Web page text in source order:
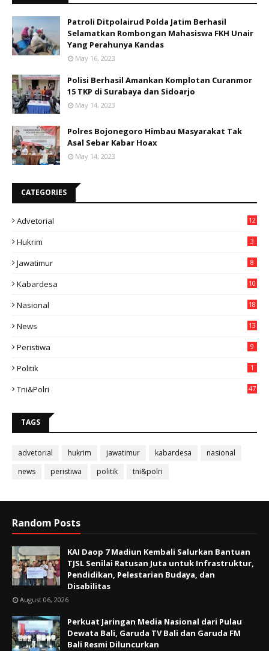
Patroli Ditpolairud Polda Jatim Berhasil
Selamatkan Rombongan Mahasiswa FKH Unair
Yang Perahunya Kandas
May 16, 2023
Polisi Berhasil Amankan Komplotan Curanmor
15 TKP di Surabaya dan Sidoarjo
May 14, 2023
Polres Bojonegoro Himbau Masyarakat Tak
Asal Sebar Kabar Hoax
May 14, 2023
CATEGORIES
Advetorial 12
Hukrim 3
Jawatimur 8
Kabardesa
10
Nasional
18
News
13
Peristiwa 9
Politik 1
Tni&polri 47
TAGS
advetorial hukrim jawatimur kabardesa
nasional
news
peristiwa politik tni&polri
Random Posts
KAI Daop 7 Madiun Kembali Salurkan Bantuan
TJSL Senilai Ratusan Juta untuk Infrastruktur,
Pendidikan, Pelestarian Budaya, dan
Disabilitas
August 06, 2026
Perkuat Jaringan Media Nasional dari Pulau
Dewata Bali, Garuda TV Bali dan Garuda FM
Bali Resmi Diluncurkan